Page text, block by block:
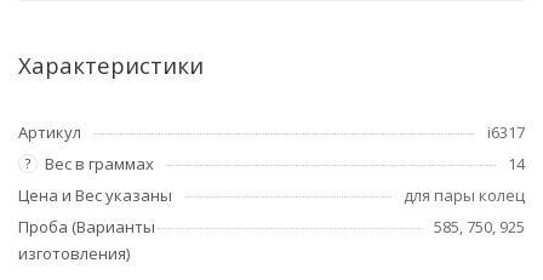
Характеристики
Артикул i6317
? Вес в граммах
14
Цена и Вес указаны
для пары колец
Проба (Варианты
изготовления)
585, 750, 925